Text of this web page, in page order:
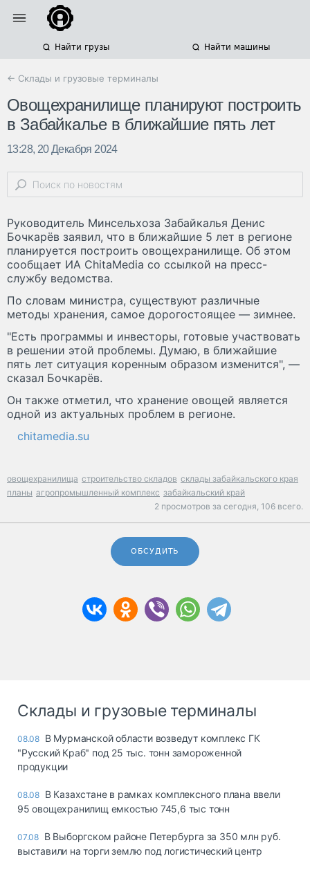
Найти грузы Найти машины
← Склады и грузовые терминалы
Овощехранилище планируют построить
в Забайкалье в ближайшие пять лет
13:28, 20 Декабря 2024
Руководитель Минсельхоза Забайкалья Денис
Бочкарёв заявил, что в ближайшие 5 лет в регионе
планируется построить овощехранилище. Об этом
сообщает ИА ChitaMedia со ссылкой на пресс-
службу ведомства.
По словам министра, существуют различные
методы хранения, самое дорогостоящее — зимнее.
"Есть программы и инвесторы, готовые участвовать
в решении этой проблемы. Думаю, в ближайшие
пять лет ситуация коренным образом изменится", —
сказал Бочкарёв.
Он также отметил, что хранение овощей является
одной из актуальных проблем в регионе.
chitamedia.su
овощехранилища строительство складов склады забайкальского края
планы агропромышленный комплекс забайкальский край
2 просмотров за сегодня, 106 всего.
ОБСУДИТЬ
Склады и грузовые терминалы
08.08 В Мурманской области возведут комплекс ГК
"Русский Краб" под 25 тыс. тонн замороженной
продукции
08.08 В Казахстане в рамках комплексного плана ввели
95 овощехранилищ емкостью 745,6 тыс тонн
07.08 В Выборгском районе Петербурга за 350 млн руб.
выставили на торги землю под логистический центр